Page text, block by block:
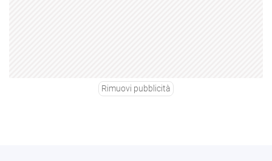
Rimuovi pubblicità